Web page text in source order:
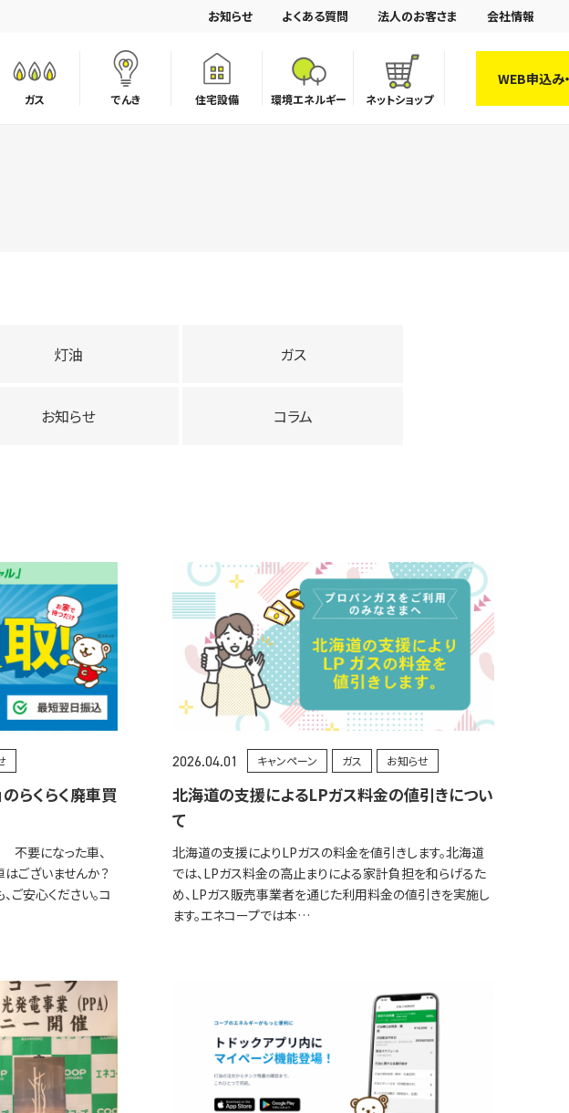
ガス でんき 住宅設備 環境エネルギー ネットショップ
WEB申込み
お知らせ よくある質問 法人のお客さま 会社情報
灯油 ガス
お知らせ コラム
らくらく廃車買
不要になった車、
ございませんか？
ご安心ください。コ
2026.04.01 キャンペーン ガス お知らせ
北海道の支援によるLPガス料金の値引きについ
て
北海道の支援によりLPガスの料金を値引きします。北海道
では、LPガス料金の高止まりによる家計負担を和らげるた
め、LPガス販売事業者を通じた利用料金の値引きを実施し
ます。エネコープでは本…